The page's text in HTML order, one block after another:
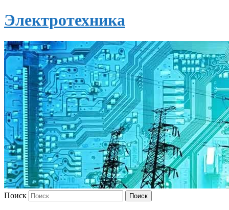
Электротехника
Поиск